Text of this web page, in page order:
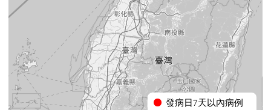
資料說明
發病日7天以內病例